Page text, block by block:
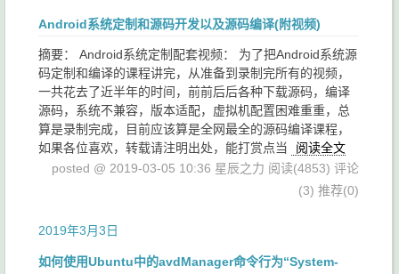
Android系统定制和源码开发以及源码编译(附视频)
摘要： Android系统定制配套视频： 为了把Android系统源
码定制和编译的课程讲完，从准备到录制完所有的视频，
一共花去了近半年的时间，前前后后各种下载源码，编译
源码，系统不兼容，版本适配，虚拟机配置困难重重，总
算是录制完成，目前应该算是全网最全的源码编译课程，
如果各位喜欢，转载请注明出处，能打赏点当
阅读全文
posted @ 2019-03-05 10:36 星辰之力 阅读(4853) 评论
(3) 推荐(0)
2019年3月3日
如何使用Ubuntu中的avdManager命令行为“System-